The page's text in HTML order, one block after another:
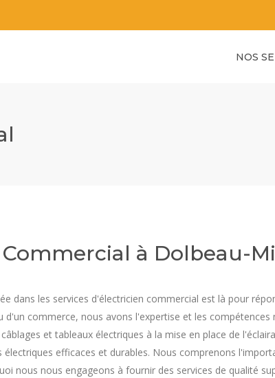
NOS
à Dolbeau-
dans les services d'électricien commercial est là pour
d'un commerce, nous avons l'expertise et les
et tableaux électriques à la mise en place de
efficaces et durables. Nous comprenons
nous nous engageons à fournir des services de qualité